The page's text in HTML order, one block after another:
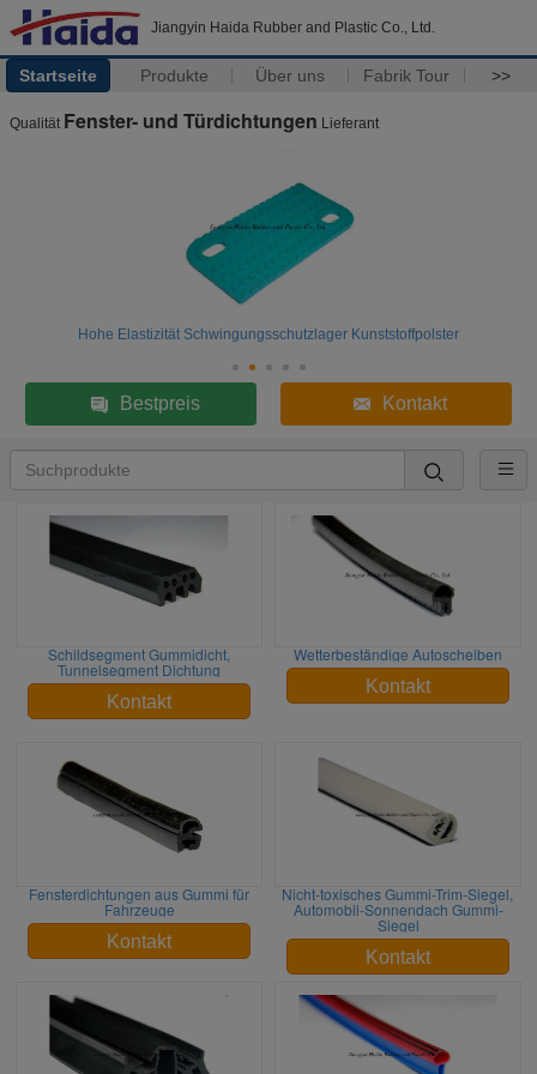
Jiangyin Haida Rubber and Plastic Co., Ltd.
Startseite Produkte Über uns Fabrik Tour >>
Qualität Fenster- und Türdichtungen Lieferant
Hohe Elastizität Schwingungsschutzlager Kunststoffpolster
Bestpreis Kontakt
Schildsegment Gummidicht,
Tunnelsegment Dichtung
Kontakt
Wetterbeständige Autoscheiben
Kontakt
Fensterdichtungen aus Gummi für
Fahrzeuge
Kontakt
Nicht-toxisches Gummi-Trim-Siegel,
Automobil-Sonnendach Gummi-
Siegel
Kontakt